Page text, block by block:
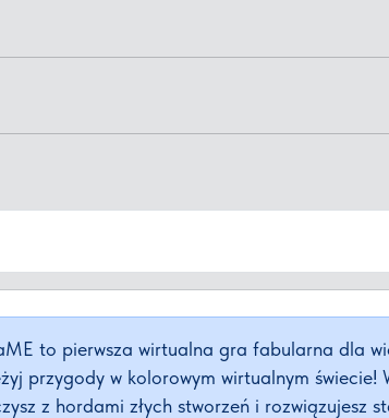
to pierwsza wirtualna gra fabularna dla
przygody w kolorowym wirtualnym
z hordami złych stworzeń i rozwiązujesz